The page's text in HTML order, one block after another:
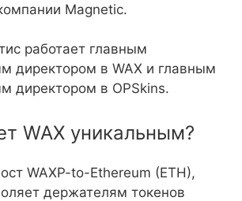
Magnetic.
работает главным
директором в WAX и главным
директором в OPSkins.
WAX уникальным?
WAXP-to-Ethereum (ETH),
держателям токенов